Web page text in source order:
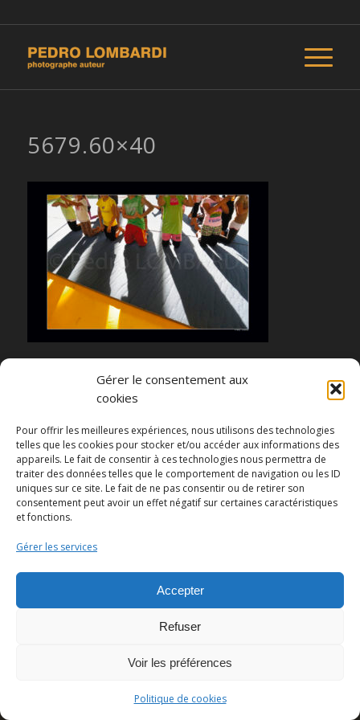
Gérer le consentement aux
cookies
Pour offrir les meilleures expériences, nous utilisons des technologies
telles que les cookies pour stocker et/ou accéder aux informations des
appareils. Le fait de consentir à ces technologies nous permettra de
traiter des données telles que le comportement de navigation ou les ID
uniques sur ce site. Le fait de ne pas consentir ou de retirer son
consentement peut avoir un effet négatif sur certaines caractéristiques
et fonctions.
Gérer les services
Accepter
Refuser
Voir les préférences
Politique de cookies
5679.60×40
© Copyright - Pedro Lombardi -Mentions légales